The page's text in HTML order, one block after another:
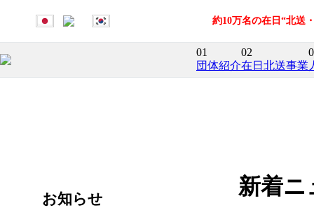
約10万名の在日“北送
01
団体紹介
02
在日北送事業
お知らせ 新着ニ